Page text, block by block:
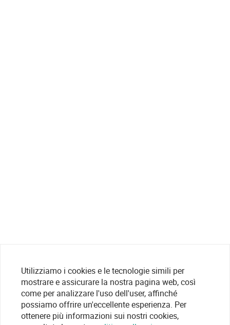
Utilizziamo i cookies e le tecnologie simili per
mostrare e assicurare la nostra pagina web, così
come per analizzare l'uso dell'user, affinché
possiamo offrire un'eccellente esperienza. Per
ottenere più informazioni sui nostri cookies,